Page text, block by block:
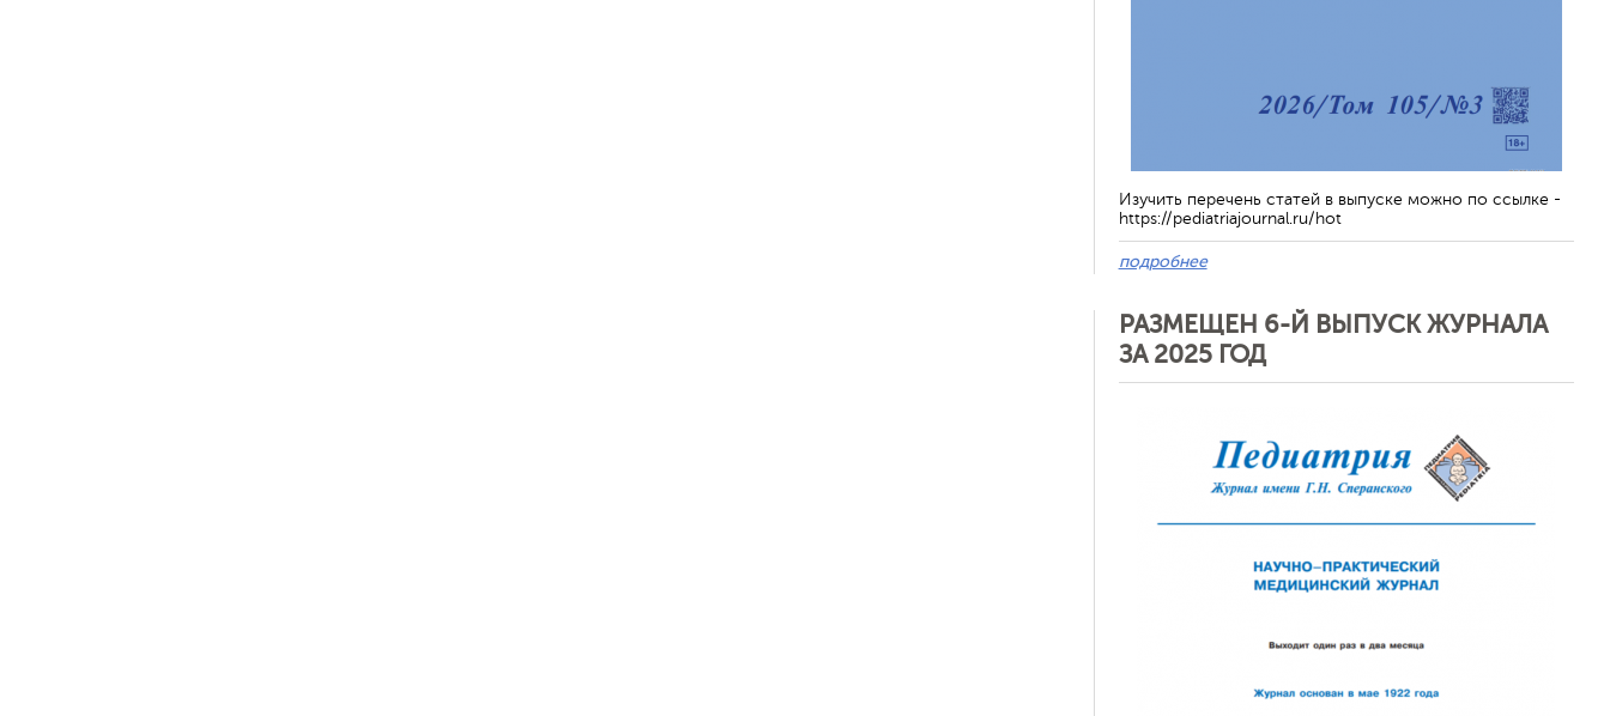
Изучить перечень статей в выпуске можно по ссылке -
https://pediatriajournal.ru/hot
подробнее
РАЗМЕЩЕН 6-Й ВЫПУСК ЖУРНАЛА
ЗА 2025 ГОД